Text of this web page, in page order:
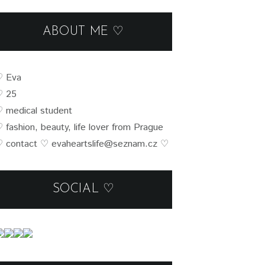
ABOUT ME ♡
Eva
25
medical student
fashion, beauty, life lover from Prague
contact ♡ evaheartslife@seznam.cz ♡
SOCIAL ♡